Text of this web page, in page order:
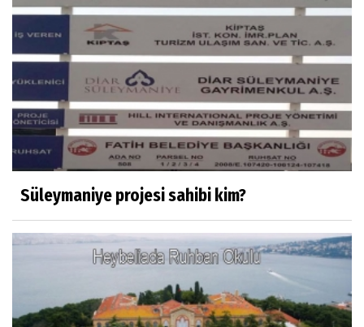
M. Şevket Atalay
Nüfus ve Seçmen sayıları tutarsızlığı
Misafir Yazar
Yapay zekâ platformlarında ebeveyn
kontrolü sağlamak
OLANIN ÖZETİ!.
HÜSEYİN MOVİT
Süleymaniye projesi sahibi kim?